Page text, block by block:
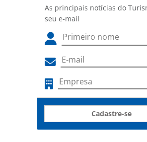
As principais notícias do
seu e-mail
Cadastre-se